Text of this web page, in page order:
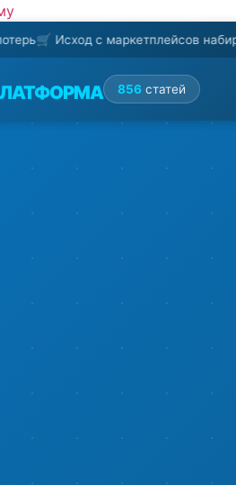
с маркетплейсов набирает обороты
856 статей